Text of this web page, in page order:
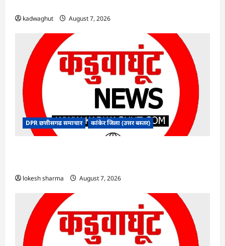
kadwaghut August 7, 2026
DPR छत्तीसगढ समाचार कांकेर जिला (उत्तर बस्तर)
lokesh sharma August 7, 2026